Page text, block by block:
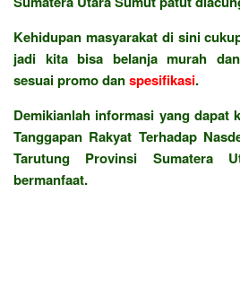
Kehidupan masyarakat di sini
jadi kita bisa belanja murah dan
sesuai promo danspesifikasi.
Demikianlah informasi yang dapat
Tanggapan Rakyat Terhadap
Tarutung Provinsi Sumatera
bermanfaat.